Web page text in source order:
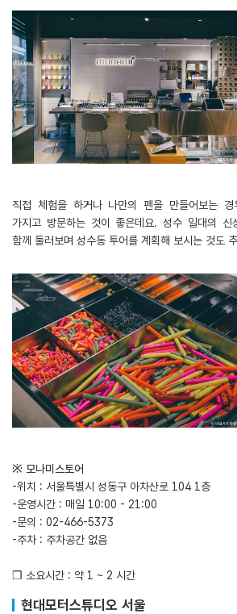
직접 체험을 하거나 나만의 펜을 만들어보는
가지고 방문하는 것이 좋은데요. 성수 일대의 신
함께 둘러보며 성수동 투어를 계획해 보시는 것도
※ 모나미스토어
-위치 : 서울특별시 성동구 아차산로 104 1층
-운영시간 : 매일 10:00 - 21:00
-문의 : 02-466-5373
-주차 : 주차공간 없음
❒ 소요시간 : 약 1 ~ 2 시간
현대모터스튜디오 서울